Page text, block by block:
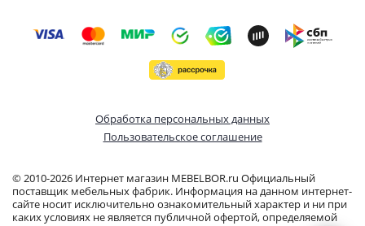
© 2010-2026 Интернет магазин MEBELBOR.ru Официальный
поставщик мебельных фабрик. Информация на данном интернет-
сайте носит исключительно ознакомительный характер и ни при
каких условиях не является публичной офертой, определяемой
Обработка персональных данных
Пользовательское соглашение